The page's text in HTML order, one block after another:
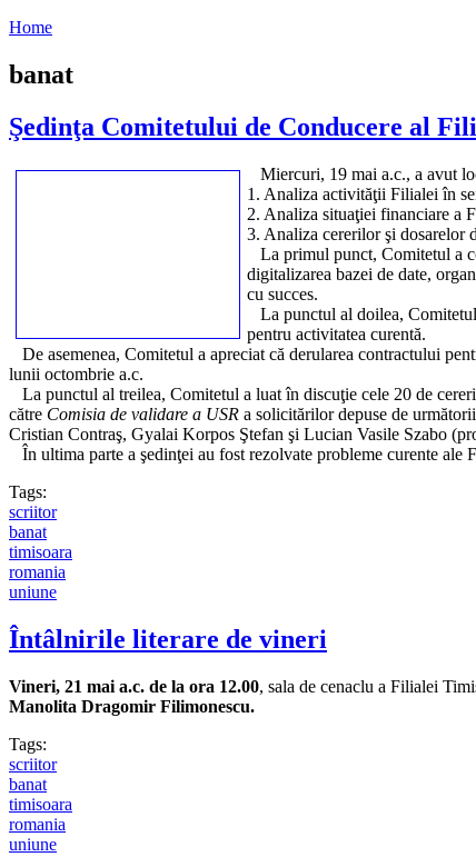
Home
banat
Şedinţa Comitetului de Conducere al
Miercuri, 19 mai a.c., a avut
1. Analiza activităţii Filialei în
2. Analiza situaţiei financiare a
3. Analiza cererilor şi dosarelor
La primul punct, Comitetul a
digitalizarea bazei de date,
cu succes.
La punctul al doilea, Comitetul
pentru activitatea curentă.
De asemenea, Comitetul a apreciat că derularea contractului
lunii octombrie a.c.
La punctul al treilea, Comitetul a luat în discuţie cele 20 de
către Comisia de validare a USR a solicitărilor depuse de
Cristian Contraş, Gyalai Korpos Ştefan şi Lucian Vasile Szabo
În ultima parte a şedinţei au fost rezolvate probleme curente ale
Tags:
scriitor
banat
timisoara
romania
uniune
Întâlnirile literare de vineri
Vineri, 21 mai a.c. de la ora 12.00, sala de cenaclu a Filialei
Manolita Dragomir Filimonescu.
Tags:
scriitor
banat
timisoara
romania
uniune